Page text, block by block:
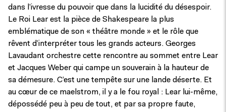
dans l’ivresse du pouvoir que dans la lucidité du désespoir.
Le Roi Lear est la pièce de Shakespeare la plus
emblématique de son « théâtre monde » et le rôle que
rêvent d’interpréter tous les grands acteurs. Georges
Lavaudant orchestre cette rencontre au sommet entre Lear
et Jacques Weber qui campe un souverain à la hauteur de
sa démesure. C’est une tempête sur une lande déserte. Et
au cœur de ce maelstrom, il y a le fou royal : Lear lui-même,
dépossédé peu à peu de tout, et par sa propre faute,